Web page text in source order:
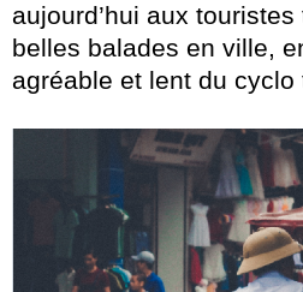
aujourd’hui aux
belles balades en ville,
agréable et lent du